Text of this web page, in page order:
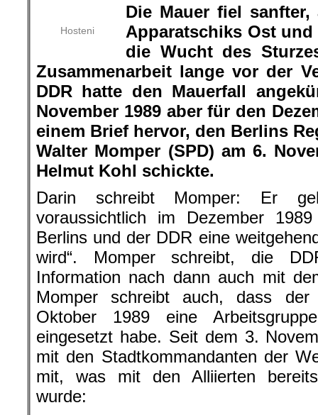
Hosteni
Die Mauer fiel
Apparatschiks Ost
die Wucht des
Zusammenarbeit lange vor der
DDR hatte den Mauerfall
November 1989 aber für den
einem Brief hervor, den Berlins
Walter Momper (SPD) am 6.
Helmut Kohl schickte.
Darin schreibt Momper: Er
voraussichtlich im Dezember
Berlins und der DDR eine
wird“. Momper schreibt, die
Information nach dann auch mit
Momper schreibt auch, dass
Oktober 1989 eine
eingesetzt habe. Seit dem 3.
mit den Stadtkommandanten der
mit, was mit den Alliierten
wurde: